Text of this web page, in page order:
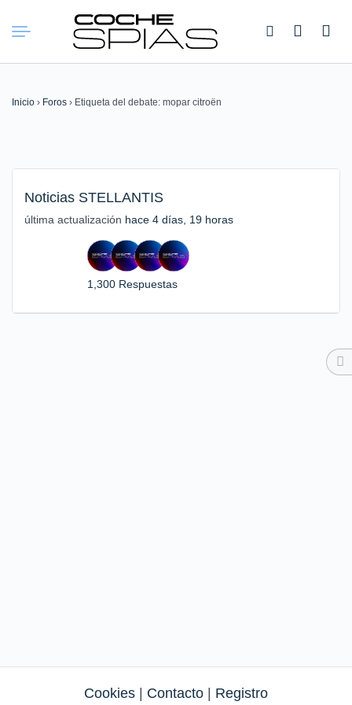
Buscar:
Inicio › Foros › Etiqueta del debate: mopar citroën
Noticias STELLANTIS
última actualización hace 4 días, 19 horas
1,300 Respuestas
Cookies Contacto Registro